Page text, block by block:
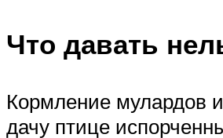
Что давать
Кормление мулардов
дачу птице